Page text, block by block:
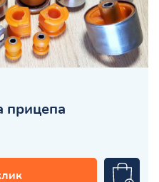
прицепа